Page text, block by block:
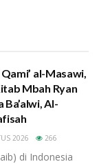
al-Masawi,
Mbah Ryan
Ba’alwi, Al-
2026 266
di Indonesia